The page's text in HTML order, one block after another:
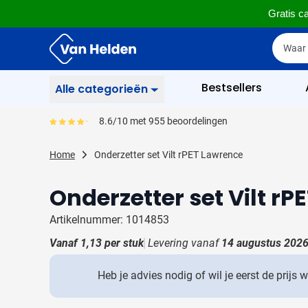
Gratis
Ga naar de inhoud Zoek
Zoek
Alle categorieën
Schrijfwaren
Toon submenu voor
Toon submenu voor
Weggevertjes
Toon submenu voor
Tassen
Toon submenu voor
Gereedschap & Veiligheid
Toon submenu voor
Bestsellers
Gemiddeld reviewpercentage is 86
8.6/10 met 955 beoordelingen
Home Onderzetter set Vilt rPET Lawrence
Onderzetter set Vilt
Artikelnummer: 1014853
Vanaf 1,13 per stuk Levering vanaf 14 augustus 2026
Heb je advies nodig of wil je eerst de prijs